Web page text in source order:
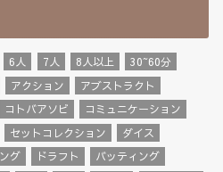
6人 7人 8人以上
30~60分
アクション
アブストラクト
コトバアソビ
コミュニケーション
セットコレクション
ダイス
グ ドラフト
バッティング